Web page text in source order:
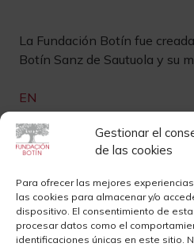
Gestionar el
de las cookies
Para ofrecer las mejores
las cookies para almacenar y/o
dispositivo. El consentimiento de
procesar datos como el
identificaciones únicas en este sitio.
La Fundación Botín fue
Botín Sanz de Sautuola y su
EN
Links de interés
Contacto
Sedes